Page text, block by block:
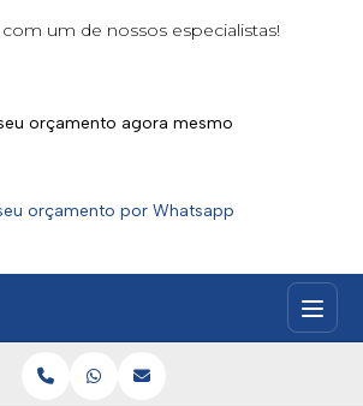
um de nossos especialistas!
orçamento agora mesmo
orçamento por Whatsapp